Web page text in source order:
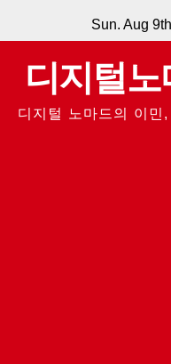
to
content
Sun. Aug
디지털
디지털 노마드의 이민